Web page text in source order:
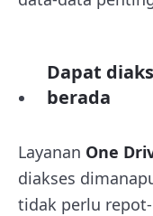
Dapat
berada
Layanan One
diakses
tidak perlu